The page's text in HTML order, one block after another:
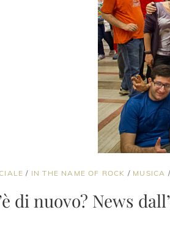
/ IN THE NAME OF ROCK / MUSICA /
di nuovo? News